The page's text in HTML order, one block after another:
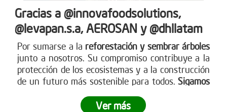
Gracias a @innovafoodsolutions,
@levapan.s.a, AEROSAN y @dhllatam
Por sumarse a la reforestación y sembrar árboles
junto a nosotros. Su compromiso contribuye a la
protección de los ecosistemas y a la construcción
de un futuro más sostenible para todos.Sigamos
Ver más